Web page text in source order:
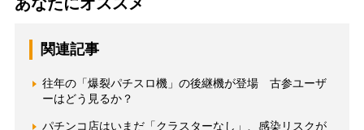
関連記事
往年の「爆裂パチスロ機」の後継機が登場 古参ユーザ
ーはどう見るか？
パチンコ店はいまだ「クラスターなし」、感染リスクが